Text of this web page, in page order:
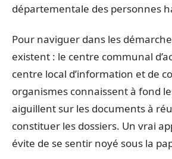
départementale des personnes
Pour naviguer dans les
existent : le centre communal
centre local d’information et de
organismes connaissent à fond
aiguillent sur les documents à
constituer les dossiers. Un vrai
évite de se sentir noyé sous la